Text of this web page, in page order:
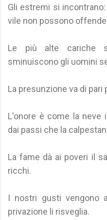
Gli estremi si
vile non possono
Le più alte cariche
sminuiscono gli uomini
La presunzione va di
L'onore è come la neve
dai passi che la
La fame dà ai poveri il
ricchi.
I nostri gusti vengono
privazione li risveglia.